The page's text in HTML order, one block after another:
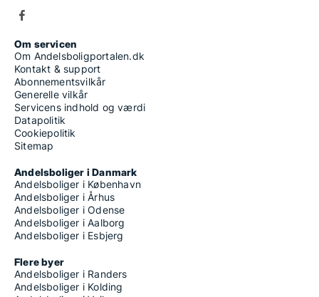
Om servicen
Om Andelsboligportalen.dk
Kontakt & support
Abonnementsvilkår
Generelle vilkår
Servicens indhold og værdi
Datapolitik
Cookiepolitik
Sitemap
Andelsboliger i Danmark
Andelsboliger i København
Andelsboliger i Århus
Andelsboliger i Odense
Andelsboliger i Aalborg
Andelsboliger i Esbjerg
Flere byer
Andelsboliger i Randers
Andelsboliger i Kolding